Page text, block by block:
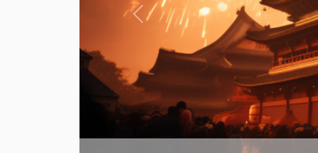
Previous